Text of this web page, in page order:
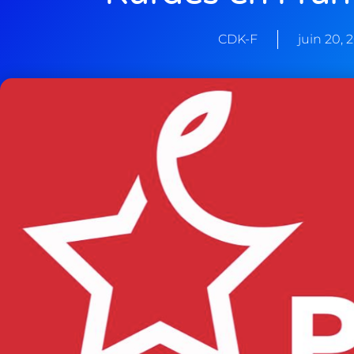
CDK-F juin 20,